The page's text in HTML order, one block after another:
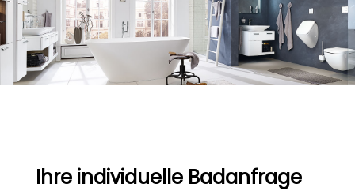
Ihre individuelle Badanfrage